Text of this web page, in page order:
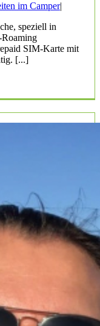
im Camper|
speziell in
SIM-Karte mit
[...]